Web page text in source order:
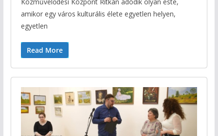
amikor egy város kulturális élete egyetlen helyen,
egyetlen
Read More